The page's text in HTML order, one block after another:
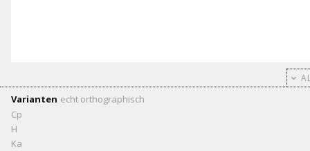
Varianten echt orthographisch
Cp
H
Ka